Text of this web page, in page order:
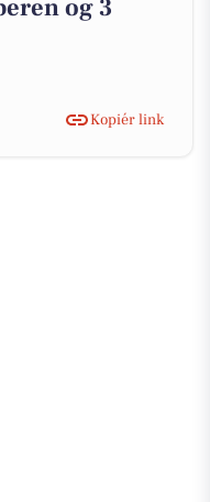
og 3
Kopiér link